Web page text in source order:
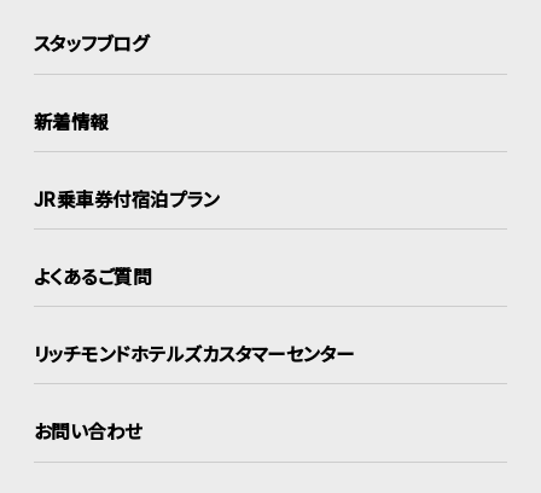
スタッフブログ
新着情報
JR乗車券付宿泊プラン
よくあるご質問
リッチモンドホテルズカスタマーセンター
お問い合わせ